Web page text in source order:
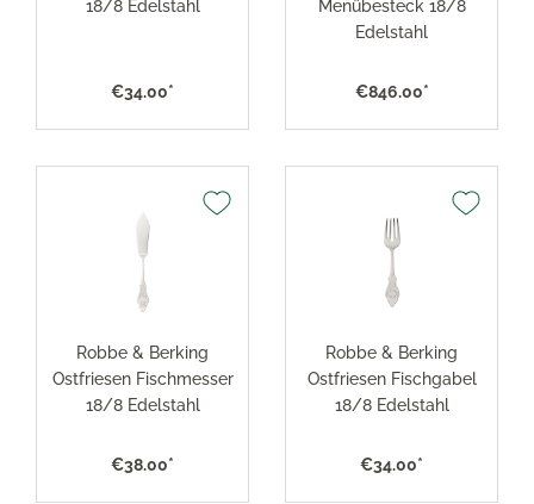
18/8 Edelstahl
€34.00*
Menübesteck 18/8
Edelstahl
€846.00*
Robbe & Berking
Ostfriesen Fischmesser
18/8 Edelstahl
€38.00*
Robbe & Berking
Ostfriesen Fischgabel
18/8 Edelstahl
€34.00*